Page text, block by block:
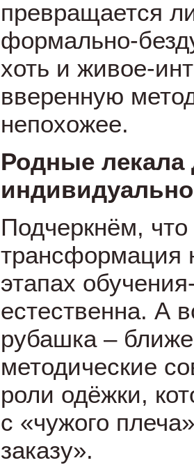
превращается
формально-
хоть и живое-
вверенную
непохожее.
Родные лекала
Подчеркнём,
трансформация
этапах
естественна. А
рубашка –
методические
роли одёжки,
с «чужого
заказу».